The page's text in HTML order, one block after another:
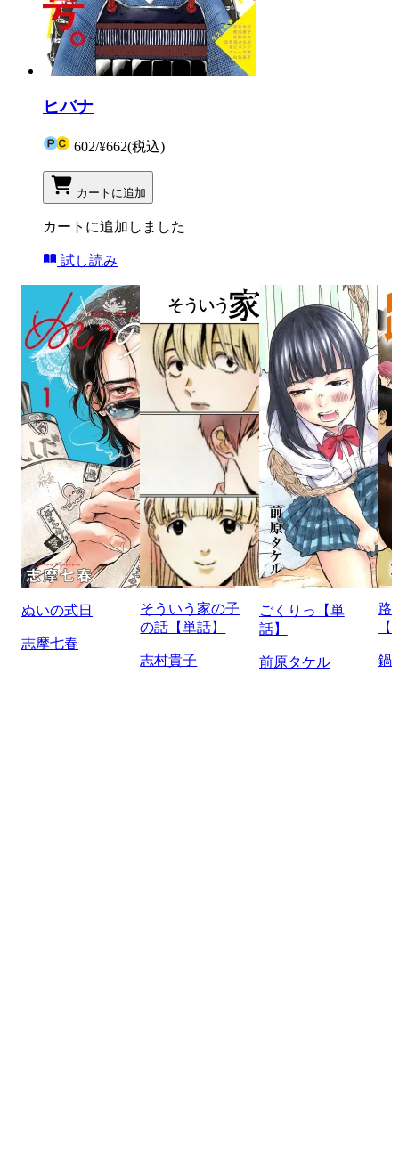
ヒバナ
602/¥662(税込)
カートに追加
カートに追加しました
試し読み
ぬいの式日
志摩七春
そういう家の子
の話【単話】
志村貴子
ごくりっ【単
話】
前原タケル
路
鍋